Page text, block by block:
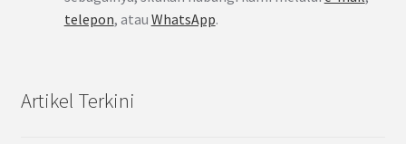
telepon, atau WhatsApp.
Artikel Terkini